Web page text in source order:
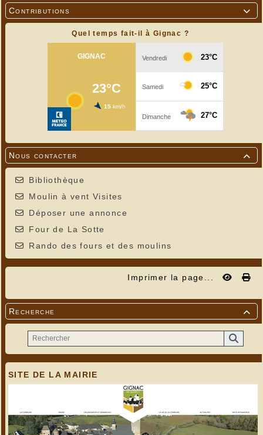

Contributions
Quel temps fait-il à Gignac ?

Nous contacter
Bibliothèque
Moulin à vent Visites
Déposer une annonce
Four de La Sotte
Rando des fours et des moulins
Imprimer la page...

Recherche
SITE DE LA MAIRIE